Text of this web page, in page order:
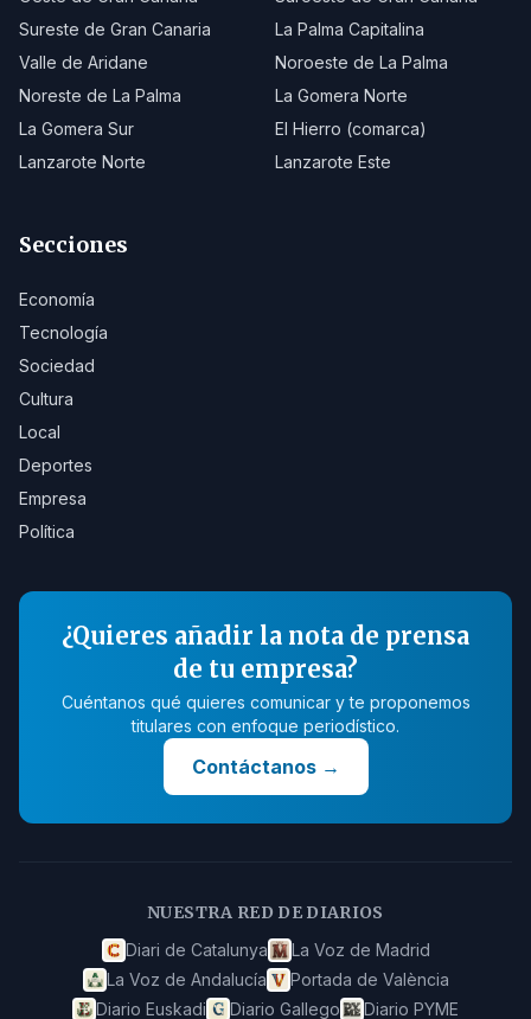
Sureste de Gran Canaria
La Palma Capitalina
Valle de Aridane
Noroeste de La Palma
Noreste de La Palma
La Gomera Norte
La Gomera Sur
El Hierro (comarca)
Lanzarote Norte
Lanzarote Este
Secciones
Economía
Tecnología
Sociedad
Cultura
Local
Deportes
Empresa
Política
¿Quieres añadir la nota de prensa
de tu empresa?
Cuéntanos qué quieres comunicar y te proponemos
titulares con enfoque periodístico.
Contáctanos→
NUESTRA RED DE DIARIOS
Diari de Catalunya
La Voz de Madrid
La Voz de Andalucía
Portada de València
Diario Euskadi
Diario Gallego Diario PYME